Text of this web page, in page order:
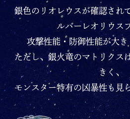
銀色のリオレウスが確認され
ルバーレオリウス
攻撃性能・防御性能が大き
ただし、銀火竜のマトリクス
きく、
モンスター特有の凶暴性も見